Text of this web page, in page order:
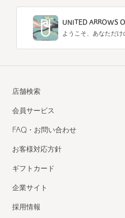
UNITED ARROWS
ようこそ、あなただ
店舗検索
会員サービス
FAQ・お問い合わせ
お客様対応方針
ギフトカード
企業サイト
採用情報